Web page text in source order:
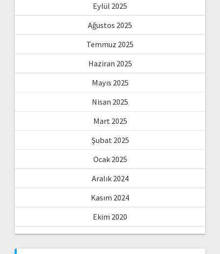
Eylül 2025
Ağustos 2025
Temmuz 2025
Haziran 2025
Mayıs 2025
Nisan 2025
Mart 2025
Şubat 2025
Ocak 2025
Aralık 2024
Kasım 2024
Ekim 2020